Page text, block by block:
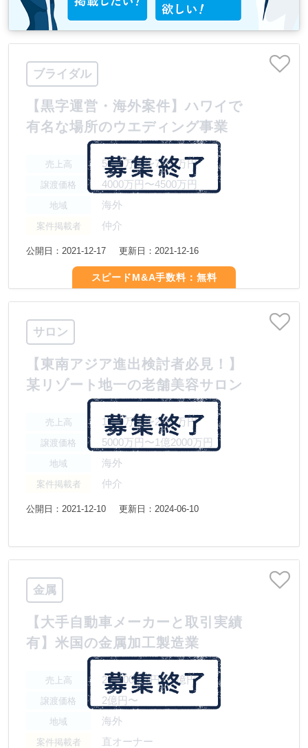
ブライダル
【黒字運営・海外案件】ハワイで
有名な場所のウエディング事業
売上高 5000万円〜7500万円
譲渡価格 4000万円〜4500万円
地域 海外
案件掲載者 仲介
公開日：2021-12-17 更新日：2021-12-16
スピードM&A手数料：無料
サロン
【東南アジア進出検討者必見！】
某リゾート地一の老舗美容サロン
売上高 1000万円〜2000万円
譲渡価格 5000万円〜1億2000万円
地域 海外
案件掲載者 仲介
公開日：2021-12-10 更新日：2024-06-10
金属
【大手自動車メーカーと取引実績
有】米国の金属加工製造業
売上高 2億5000万円〜5億円
譲渡価格 2億円〜
地域 海外
案件掲載者 直オーナー